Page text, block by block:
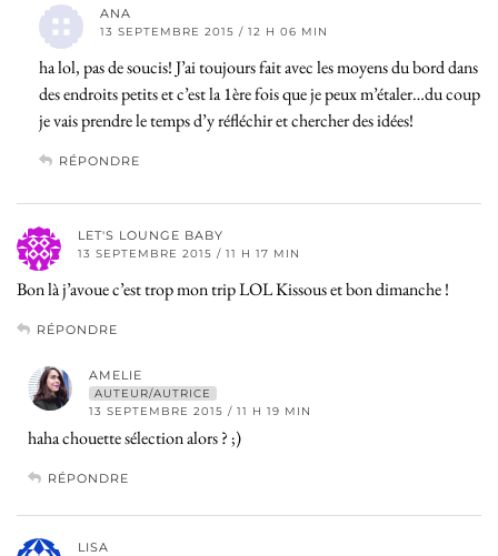
ANA
13 SEPTEMBRE 2015 / 12 H 06 MIN
ha lol, pas de soucis! J’ai toujours fait avec les moyens du bord dans
des endroits petits et c’est la 1ère fois que je peux m’étaler…du coup
je vais prendre le temps d’y réfléchir et chercher des idées!
RÉPONDRE
LET'S LOUNGE BABY
13 SEPTEMBRE 2015 / 11 H 17 MIN
Bon là j’avoue c’est trop mon trip LOL Kissous et bon dimanche !
RÉPONDRE
AMELIE
AUTEUR/AUTRICE
13 SEPTEMBRE 2015 / 11 H 19 MIN
haha chouette sélection alors ? ;)
RÉPONDRE
LISA